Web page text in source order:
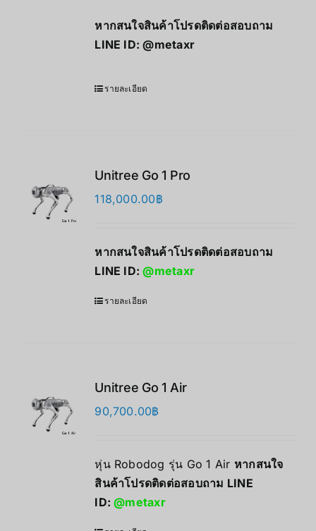
หากสนใจสินค้าโปรดติดต่อสอบถาม
LINE ID:@metaxr
รายละเอียด
Unitree Go 1 Pro
118,000.00฿
หากสนใจสินค้าโปรดติดต่อสอบถาม
LINE ID:@metaxr
รายละเอียด
Unitree Go 1 Air
90,700.00฿
หุ่น Robodog รุ่น Go 1 Air หากสนใจ
สินค้าโปรดติดต่อสอบถาม LINE
ID:@metaxr